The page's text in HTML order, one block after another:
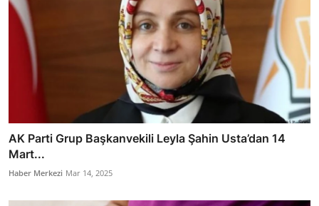
AK Parti Grup Başkanvekili Leyla Şahin Usta’dan 14
Mart...
Haber Merkezi Mar 14, 2025